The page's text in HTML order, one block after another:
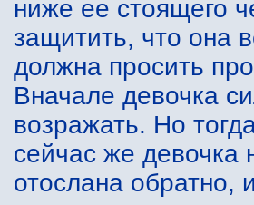
ниже ее стоящего
защитить, что она
должна просить
Вначале девочка
возражать. Но
сейчас же девочка
отослана обратно,